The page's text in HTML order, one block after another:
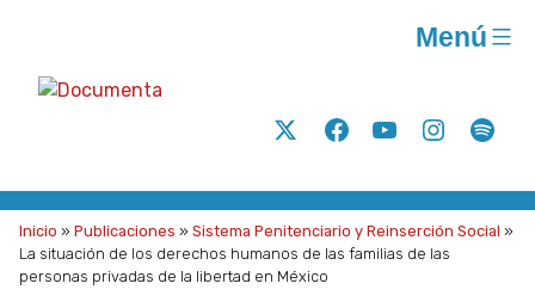
acción
para
la
justicia
Twitter FacebookYoutubeInstagram
Menú
Inicio » Publicaciones » Sistema Penitenciario y Reinserción Social »
La situación de los derechos humanos de las familias de las
personas privadas de la libertad en México